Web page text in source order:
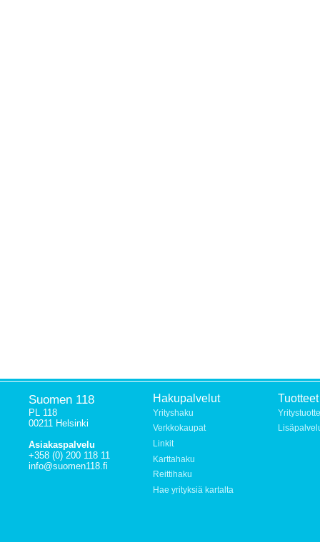
Suomen 118
PL 118
00211 Helsinki
Asiakaspalvelu
+358 (0) 200 118 11
info@suomen118.fi
Hakupalvelut
Yrityshaku
Verkkokaupat
Linkit
Karttahaku
Reittihaku
Hae yrityksiä kartalta